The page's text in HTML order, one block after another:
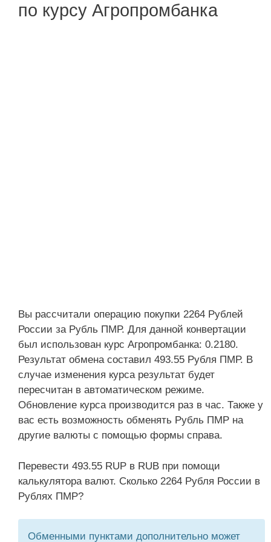
по курсу Агропромбанка
Вы рассчитали операцию покупки 2264 Рублей
России за Рубль ПМР. Для данной конвертации
был использован курс Агропромбанка: 0.2180.
Результат обмена составил 493.55 Рубля ПМР. В
случае изменения курса результат будет
пересчитан в автоматическом режиме.
Обновление курса производится раз в час. Также у
вас есть возможность обменять Рубль ПМР на
другие валюты с помощью формы справа.
Перевести 493.55 RUP в RUB при помощи
калькулятора валют. Сколько 2264 Рубля России в
Рублях ПМР?
Обменными пунктами дополнительно может